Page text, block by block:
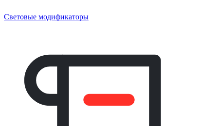
Световые модификаторы